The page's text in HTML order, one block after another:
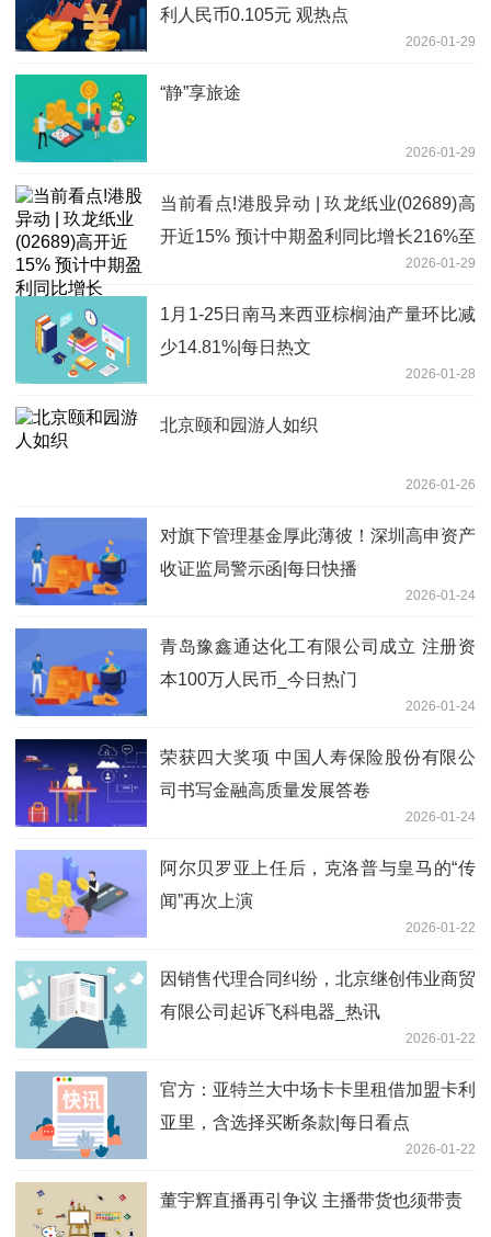
利人民币0.105元 观热点
2026-01-29
“静”享旅途
2026-01-29
当前看点!港股异动 | 玖龙纸业(02689)高
开近15% 预计中期盈利同比增长216%至
2026-01-29
1月1-25日南马来西亚棕榈油产量环比减
少14.81%|每日热文
2026-01-28
北京颐和园游人如织
2026-01-26
对旗下管理基金厚此薄彼！深圳高申资产
收证监局警示函|每日快播
2026-01-24
青岛豫鑫通达化工有限公司成立 注册资
本100万人民币_今日热门
2026-01-24
荣获四大奖项 中国人寿保险股份有限公
司书写金融高质量发展答卷
2026-01-24
阿尔贝罗亚上任后，克洛普与皇马的“传
闻”再次上演
2026-01-22
因销售代理合同纠纷，北京继创伟业商贸
有限公司起诉飞科电器_热讯
2026-01-22
官方：亚特兰大中场卡卡里租借加盟卡利
亚里，含选择买断条款|每日看点
2026-01-22
董宇辉直播再引争议 主播带货也须带责